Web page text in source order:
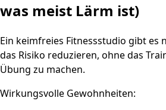
was meist Lärm ist)
Ein keimfreies Fitnessstudio gibt es
das Risiko reduzieren, ohne das
Übung zu machen.
Wirkungsvolle Gewohnheiten: